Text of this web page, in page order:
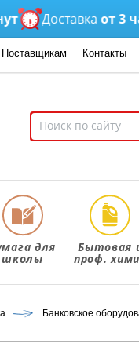
Доставкаот 3 часов
Поставщикам Контакты
для
школы
Бытовая
проф.
Банковское